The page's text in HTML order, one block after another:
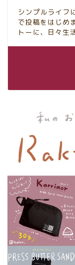
シンプルライ
で投稿をはじめ
トーに、日々生